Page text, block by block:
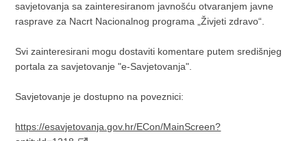
savjetovanja sa zainteresiranom javnošću otvaranjem javne
rasprave za Nacrt Nacionalnog programa „Živjeti zdravo“.
Svi zainteresirani mogu dostaviti komentare putem središnjeg
portala za savjetovanje "e-Savjetovanja".
Savjetovanje je dostupno na poveznici:
https://esavjetovanja.gov.hr/ECon/MainScreen?